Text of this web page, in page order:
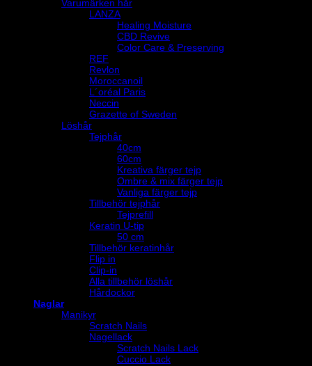
Varumärken hår
LANZA
Healing Moisture
CBD Revive
Color Care & Preserving
REF
Revlon
Moroccanoil
L´oréal Paris
Neccin
Grazette of Sweden
Löshår
Tejphår
40cm
60cm
Kreativa färger tejp
Ombre & mix färger tejp
Vanliga färger tejp
Tillbehör tejphår
Tejprefill
Keratin U-tip
50 cm
Tillbehör keratinhår
Flip in
Clip-in
Alla tillbehör löshår
Hårdockor
Naglar
Manikyr
Scratch Nails
Nagellack
Scratch Nails Lack
Cuccio Lack